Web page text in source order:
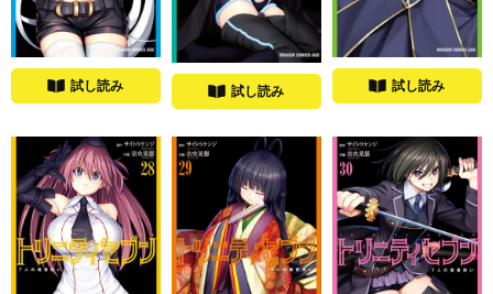
試し読み 試し読み 試し読み